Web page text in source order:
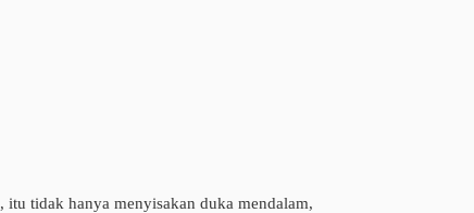
tidak hanya menyisakan duka mendalam,